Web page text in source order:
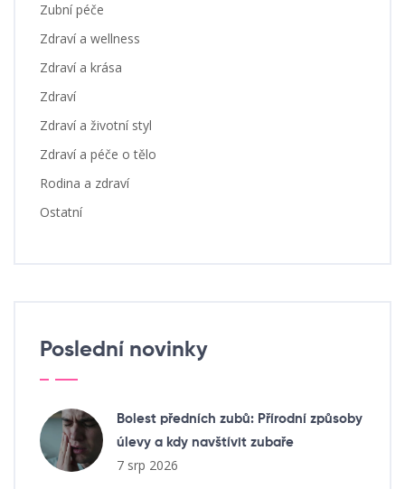
Zubní péče
Zdraví a wellness
Zdraví a krása
Zdraví
Zdraví a životní styl
Zdraví a péče o tělo
Rodina a zdraví
Ostatní
Poslední novinky
Bolest předních zubů: Přírodní způsoby
úlevy a kdy navštívit zubaře
7 srp 2026